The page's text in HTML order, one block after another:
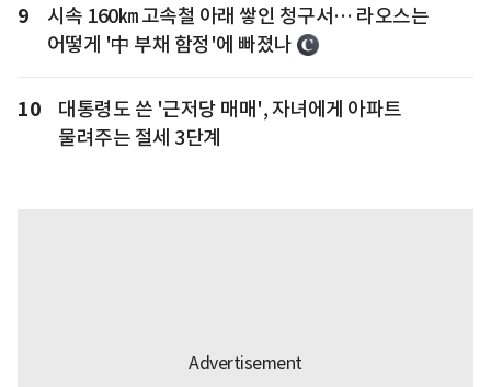
9
시속 160㎞ 고속철 아래 쌓인 청구서… 라오스는
어떻게 '中 부채 함정'에 빠졌나
10
대통령도 쓴 '근저당 매매', 자녀에게 아파트
물려주는 절세 3단계